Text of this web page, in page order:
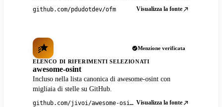
github.com/pdudotdev/ofm Visualizza la fonte
Menzione verificata
ELENCO DI RIFERIMENTI SELEZIONATI
awesome-osint
Incluso nella lista canonica di awesome-osint con
migliaia di stelle su GitHub.
github.com/jivoi/awesome-osint Visualizza la fonte